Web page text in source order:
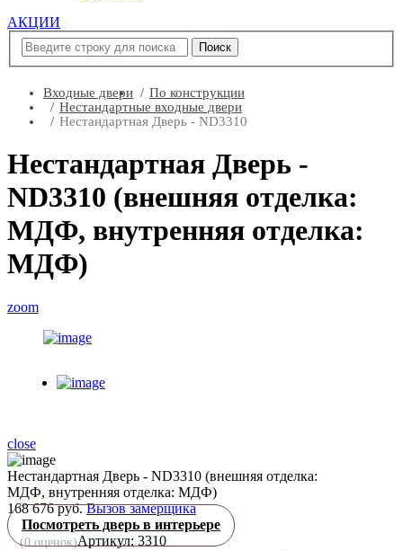
АКЦИИ
Входные двери
По конструкции
Нестандартные входные двери
Нестандартная Дверь - ND3310
Нестандартная Дверь -
ND3310 (внешняя отделка:
МДФ, внутренняя отделка:
МДФ)
zoom
close
Нестандартная Дверь - ND3310 (внешняя отделка:
МДФ, внутренняя отделка: МДФ)
168 676 руб. Вызов замерщика
Посмотреть дверь в интерьере
(0оценок)Артикул: 3310